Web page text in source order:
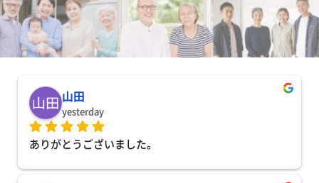
山田
yesterday
ありがとうございました。